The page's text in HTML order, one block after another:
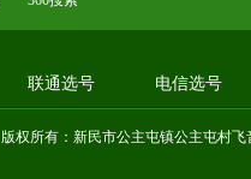
联通选号 电信选号
版权所有：新民市公主屯镇公主屯村